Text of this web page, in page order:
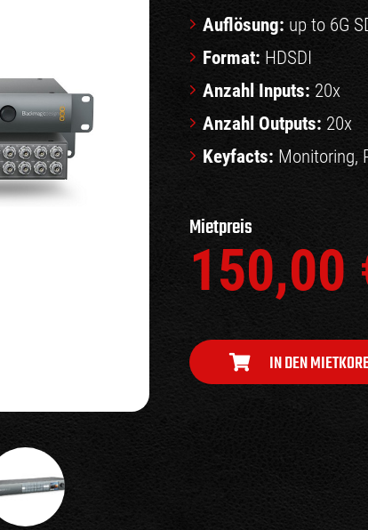
Auflösung: up to 6G
Format: HDSDI
Anzahl Inputs: 20x
Anzahl Outputs: 20x
Keyfacts: Monitoring,
Mietpreis
150,00
IN DEN